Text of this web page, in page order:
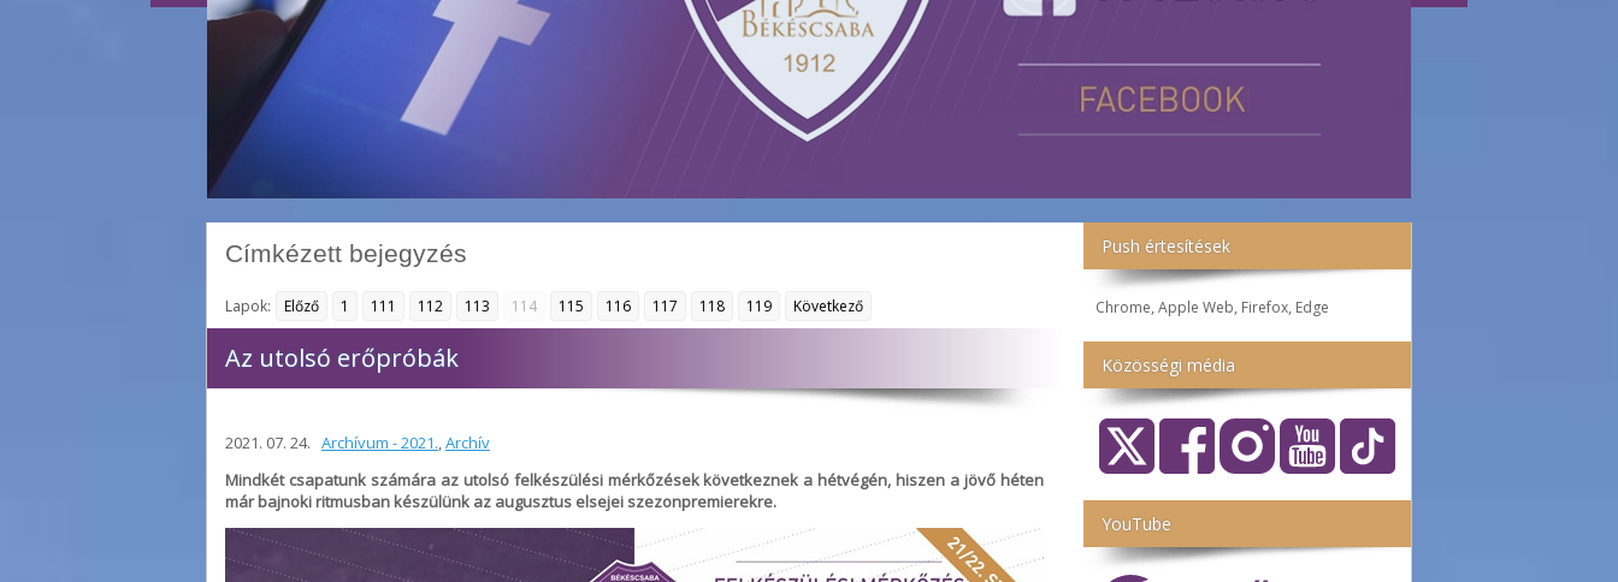
Push értesítések
Chrome, Apple Web, Firefox, Edge
Közösségi média
YouTube
Címkézett bejegyzés
Lapok: Előző 1 111 112 113 114 115 116 117 118 119 Következő
Az utolsó erőpróbák
2021. 07. 24. Archívum - 2021.,Archív
Mindkét csapatunk számára az utolsó felkészülési mérkőzések következnek a hétvégén, hiszen a jövő héten
már bajnoki ritmusban készülünk az augusztus elsejei szezonpremierekre.